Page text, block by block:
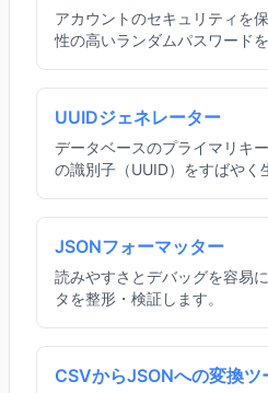
アカウントのセキュリティを
性の高いランダムパスワードを
UUIDジェネレーター
データベースのプライマリキ
の識別子（UUID）をすばやく
JSONフォーマッター
読みやすさとデバッグを容易
タを整形・検証します。
CSVからJSONへの変換ツ